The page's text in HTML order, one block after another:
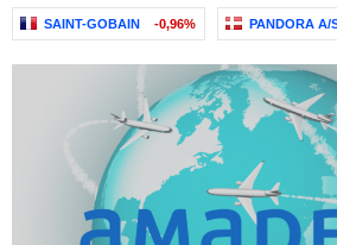
SAINT-GOBAIN -0,96% PANDORA A/